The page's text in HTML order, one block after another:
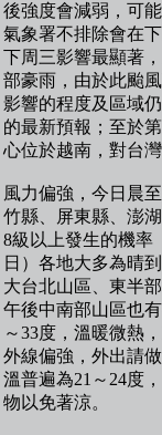
後強度會減弱，可
氣象署不排除會在
下周三影響最顯著
部豪雨，由於此颱
影響的程度及區域
的最新預報；至於
心位於越南，對台
風力偏強，今日晨
竹縣、屏東縣、澎
8級以上發生的機率
日）各地大多為晴
大台北山區、東半
午後中南部山區也
～33度，溫暖微熱
外線偏強，外出請
溫普遍為21～24度
物以免著涼。